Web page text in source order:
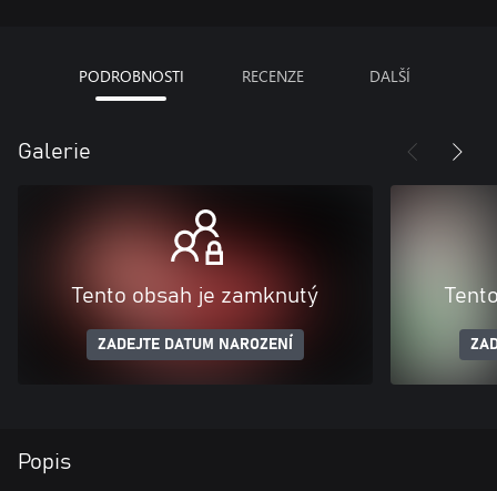
PODROBNOSTI RECENZE DALŠÍ
Galerie
Tento obsah je zamknutý
ZADEJTE DATUM NAROZENÍ
Popis